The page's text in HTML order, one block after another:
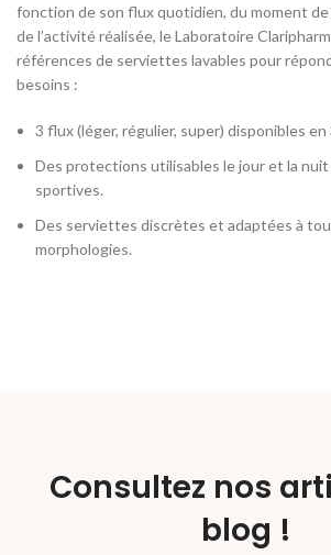
fonction de son flux quotidien, du moment de
de l’activité réalisée, le Laboratoire
références de serviettes lavables pour
besoins :
3 flux (léger, régulier, super) disponibles en
Des protections utilisables le jour et la
sportives.
Des serviettes discrètes et adaptées à
morphologies.
Consultez nos
blog !